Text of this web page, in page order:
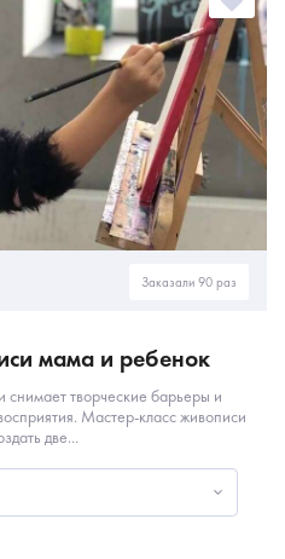
Заказали 90 раз
мама и ребенок
творческие барьеры и
Мастер-класс живописи
две...